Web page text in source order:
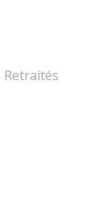
Retraités